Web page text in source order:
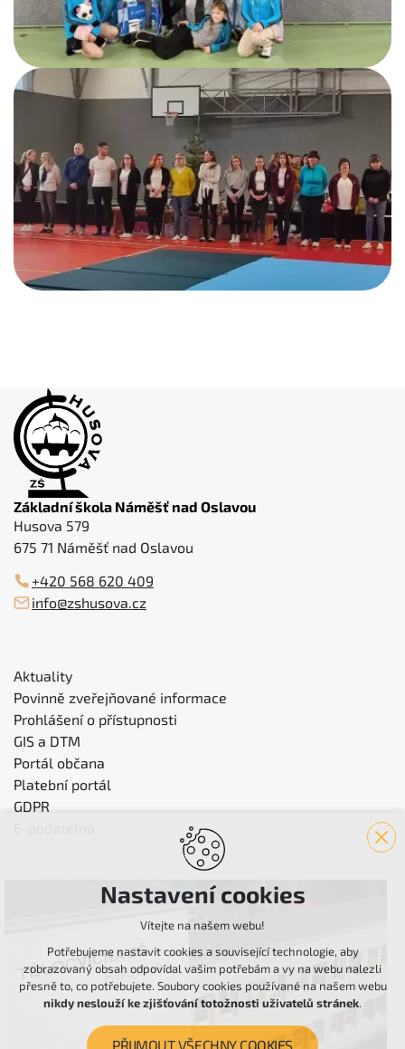
Základní škola Náměšť nad Oslavou
Husova 579
675 71 Náměšť nad Oslavou
+420 568 620 409
info@zshusova.cz
Aktuality
Povinně zveřejňované informace
Prohlášení o přístupnosti
GIS a DTM
Portál občana
Platební portál
GDPR
Nastavení cookies
Vítejte na našem webu!
Potřebujeme nastavit cookies a související technologie, aby
zobrazovaný obsah odpovídal vašim potřebám a vy na webu nalezli
přesně to, co potřebujete. Soubory cookies používané na našem webu
nikdy neslouží ke zjišťování totožnosti uživatelů stránek.
PŘIJMOUT VŠECHNY COOKIES